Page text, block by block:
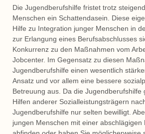
Die Jugendberufshilfe fristet trotz
Menschen ein Schattendasein. Diese
Hilfe zu Integration junger Menschen in
zur Erlangung eines Berufsabschlusses
Konkurrenz zu den Maßnahmen vom
Jobcenter. Im Gegensatz zu diesen
Jugendberufshilfe einen wesentlich
Ansatz und vor allem eine bessere
Betreuung aus. Da die Jugendberufshilfe
Hilfen anderer Sozialleistungsträgern
Jugendberufshilfe nur selten bewilligt.
jungen Menschen mit einer abschlägigen